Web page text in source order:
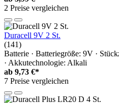
2 Preise vergleichen
Duracell 9V 2 St.
(141)
Batterie · Batteriegröße: 9V ·
· Akkutechnologie: Alkali
ab 9,73 €*
7 Preise vergleichen